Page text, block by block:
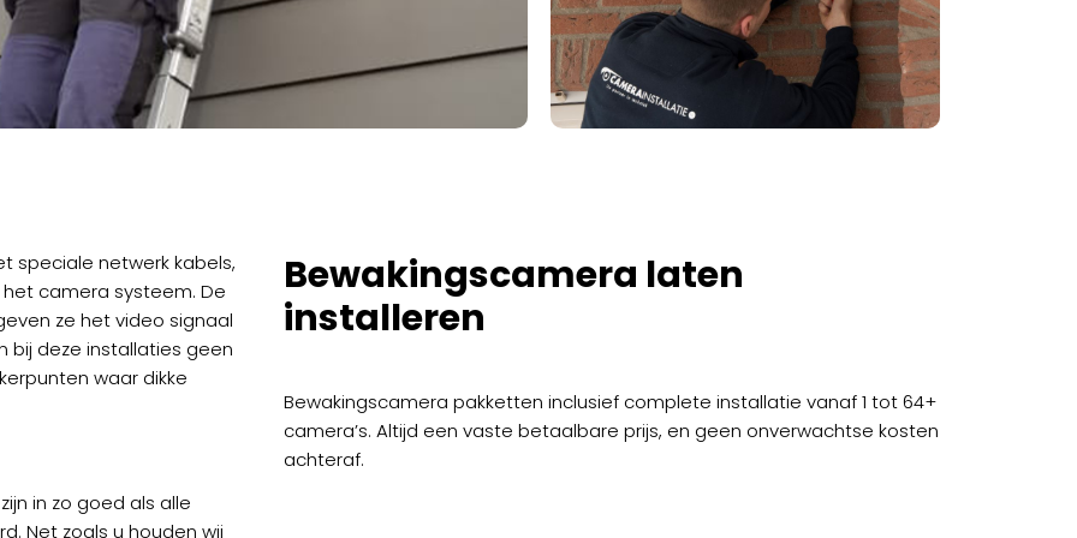
speciale netwerk kabels,
het camera systeem. De
ze het video signaal
bij deze installaties geen
waar dikke
in zo goed als alle
Net zoals u houden wij
Bewakingscamera laten
installeren
Bewakingscamera pakketten inclusief complete installatie vanaf 1 tot 64+
camera’s. Altijd een vaste betaalbare prijs, en geen onverwachtse kosten
achteraf.